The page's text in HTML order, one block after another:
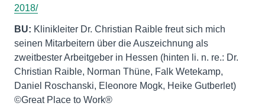
2018/
BU: Klinikleiter Dr. Christian Raible freut sich mich
seinen Mitarbeitern über die Auszeichnung als
zweitbester Arbeitgeber in Hessen (hinten li. n. re.: Dr.
Christian Raible, Norman Thüne, Falk Wetekamp,
Daniel Roschanski, Eleonore Mogk, Heike Gutberlet)
©Great Place to Work®